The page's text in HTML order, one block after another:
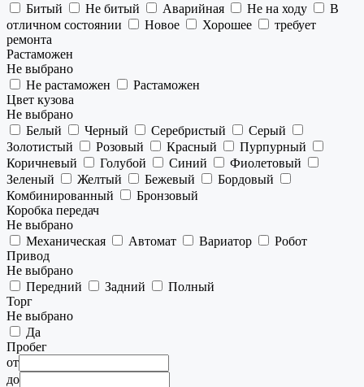
Битый
Не битый Аварийная Не на ходу
В
отличном состоянии
Новое Хорошее
требует
ремонта
Растаможен
Не выбрано
Не растаможен
Растаможен
Цвет кузова
Не выбрано
Белый
Черный Серебристый
Серый
Золотистый
Розовый Красный
Пурпурный
Коричневый
Голубой Синий
Фиолетовый
Зеленый
Желтый Бежевый
Бордовый
Комбинированный
Бронзовый
Коробка передач
Не выбрано
Механическая
Автомат Вариатор
Робот
Привод
Не выбрано
Передний
Задний
Полный
Торг
Не выбрано
Да
Пробег
от
до